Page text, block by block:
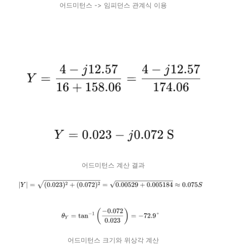
어드미턴스 -> 임피던스 관계식 이용
어드미턴스 계산 결과
어드미턴스 크기와 위상각 계산